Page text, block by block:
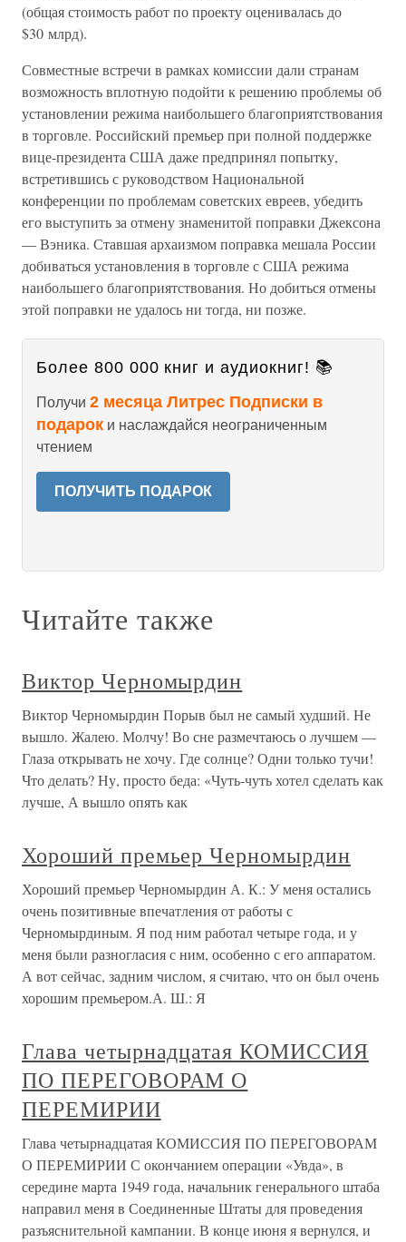
(общая стоимость работ по проекту оценивалась до
$30 млрд).
Совместные встречи в рамках комиссии дали странам
возможность вплотную подойти к решению проблемы об
установлении режима наибольшего благоприятствования
в торговле. Российский премьер при полной поддержке
вице-президента США даже предпринял попытку,
встретившись с руководством Национальной
конференции по проблемам советских евреев, убедить
его выступить за отмену знаменитой поправки Джексона
— Вэника. Ставшая архаизмом поправка мешала России
добиваться установления в торговле с США режима
наибольшего благоприятствования. Но добиться отмены
этой поправки не удалось ни тогда, ни позже.
Более 800 000 книг и аудиокниг! 📚
Получи 2 месяца Литрес Подписки в
подарок и наслаждайся неограниченным
чтением
ПОЛУЧИТЬ ПОДАРОК
Читайте также
Виктор Черномырдин
Виктор Черномырдин Порыв был не самый худший. Не
вышло. Жалею. Молчу! Во сне размечтаюсь о лучшем —
Глаза открывать не хочу. Где солнце? Одни только тучи!
Что делать? Ну, просто беда: «Чуть-чуть хотел сделать как
лучше, А вышло опять как
Хороший премьер Черномырдин
Хороший премьер Черномырдин А. К.: У меня остались
очень позитивные впечатления от работы с
Черномырдиным. Я под ним работал четыре года, и у
меня были разногласия с ним, особенно с его аппаратом.
А вот сейчас, задним числом, я считаю, что он был очень
хорошим премьером.А. Ш.: Я
Глава четырнадцатая КОМИССИЯ
ПО ПЕРЕГОВОРАМ О
ПЕРЕМИРИИ
Глава четырнадцатая КОМИССИЯ ПО ПЕРЕГОВОРАМ
О ПЕРЕМИРИИ С окончанием операции «Увда», в
середине марта 1949 года, начальник генерального штаба
направил меня в Соединенные Штаты для проведения
разъяснительной кампании. В конце июня я вернулся, и